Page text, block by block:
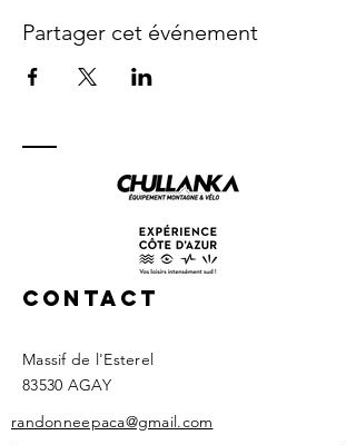
Partager cet événement
Contact
Massif de l'Esterel
83530 AGAY ​
randonneepaca@gmail.com